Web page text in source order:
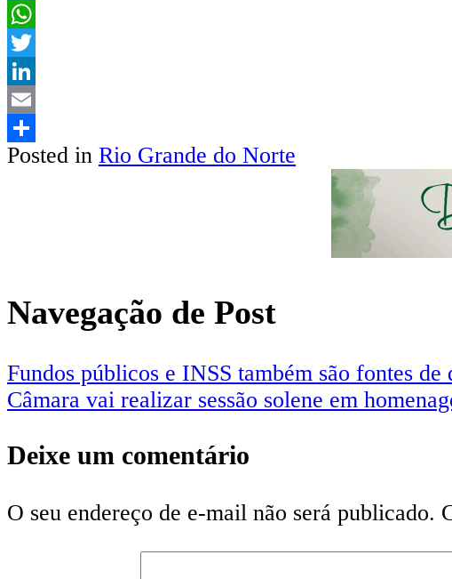
Facebook
WhatsApp
Twitter
LinkedIn
Email
Share
Posted in Rio Grande do Norte
Navegação de Post
Fundos públicos e INSS também são fontes de
Câmara vai realizar sessão solene em
Deixe um comentário
O seu endereço de e-mail não será publicado.